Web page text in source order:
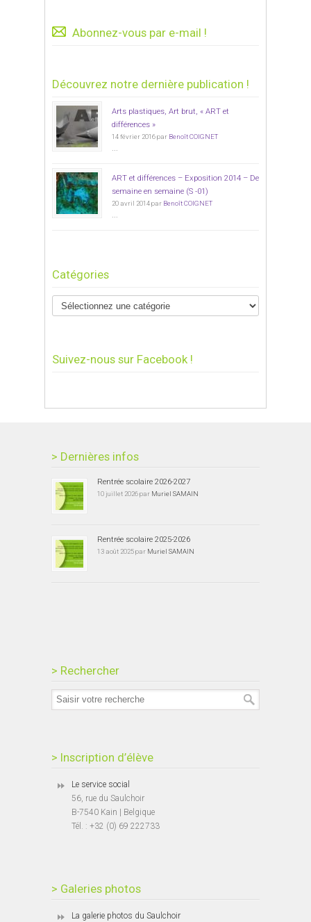
Abonnez-vous par e-mail !
Découvrez notre dernière publication !
Arts plastiques, Art brut, « ART et
différences »
14 février 2016 par Benoît COIGNET
...
ART et différences – Exposition 2014 – De
semaine en semaine (S -01)
20 avril 2014 par Benoît COIGNET
...
Catégories
Suivez-nous sur Facebook !
> Dernières infos
Rentrée scolaire 2026-2027
10 juillet 2026 par Muriel SAMAIN
Rentrée scolaire 2025-2026
13 août 2025 par Muriel SAMAIN
> Rechercher
> Inscription d’élève
Le service social
56, rue du Saulchoir
B-7540 Kain | Belgique
Tél. : +32 (0) 69 222733
> Galeries photos
La galerie photos du Saulchoir